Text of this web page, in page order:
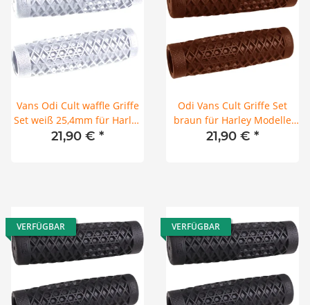
Vans Odi Cult waffle Griffe
Set weiß 25,4mm für Harley
74-24
21,90 € *
Odi Vans Cult Griffe Set
braun für Harley Modelle
82-24 25,4mm
21,90 € *
VERFÜGBAR VERFÜGBAR